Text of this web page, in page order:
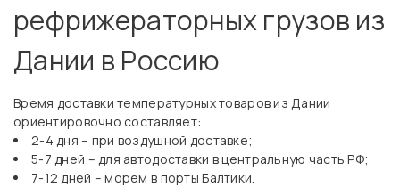
рефрижераторных грузов из
Дании в Россию
Время доставки температурных товаров из Дании
ориентировочно составляет:
2-4 дня – при воздушной доставке;
5-7 дней – для автодоставки в центральную часть РФ;
7-12 дней – морем в порты Балтики.